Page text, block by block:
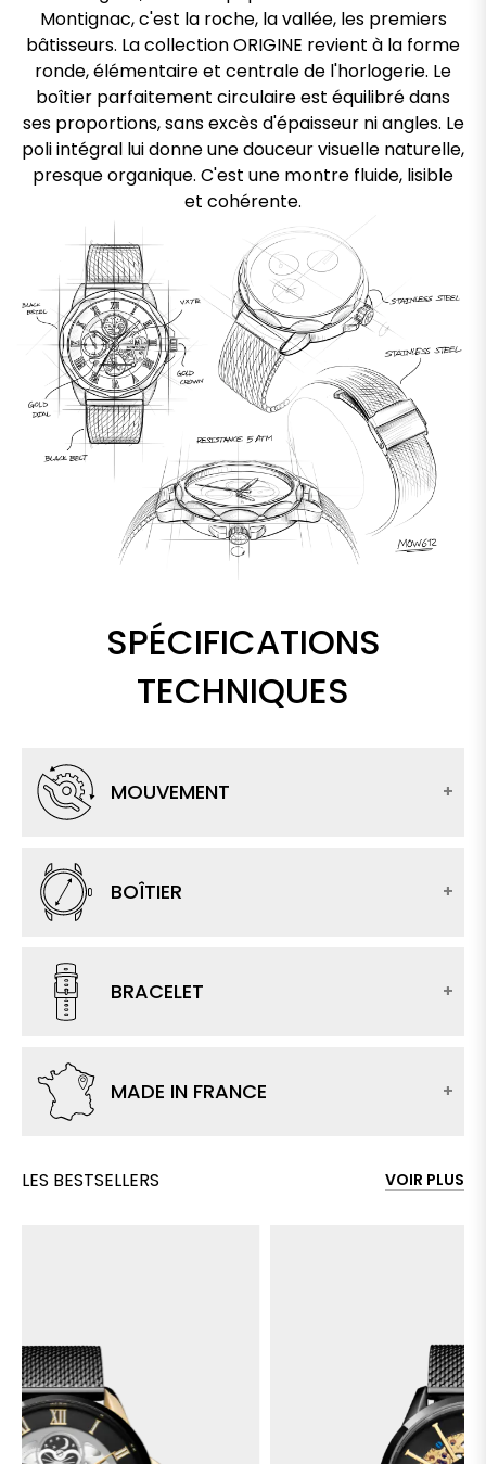
Montignac, c'est la roche, la vallée, les premiers
bâtisseurs. La collection ORIGINE revient à la forme
ronde, élémentaire et centrale de l'horlogerie. Le
boîtier parfaitement circulaire est équilibré dans
ses proportions, sans excès d'épaisseur ni angles. Le
poli intégral lui donne une douceur visuelle naturelle,
presque organique. C'est une montre fluide, lisible
et cohérente.
SPÉCIFICATIONS
TECHNIQUES
MOUVEMENT
BOÎTIER
BRACELET
MADE IN FRANCE
LES BESTSELLERS VOIR PLUS